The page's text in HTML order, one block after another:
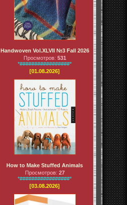
Handwoven Vol.XLVII №3 Fall 2026
Просмотров: 531
*#################*
[01.08.2026]
How to Make Stuffed Animals
Просмотров: 27
*#################*
[03.08.2026]